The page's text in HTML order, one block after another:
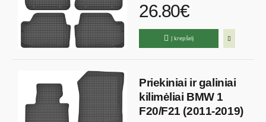
26.80€
Į krepšelį
Priekiniai ir galiniai
kilimėliai BMW 1
F20/F21 (2011-2019)